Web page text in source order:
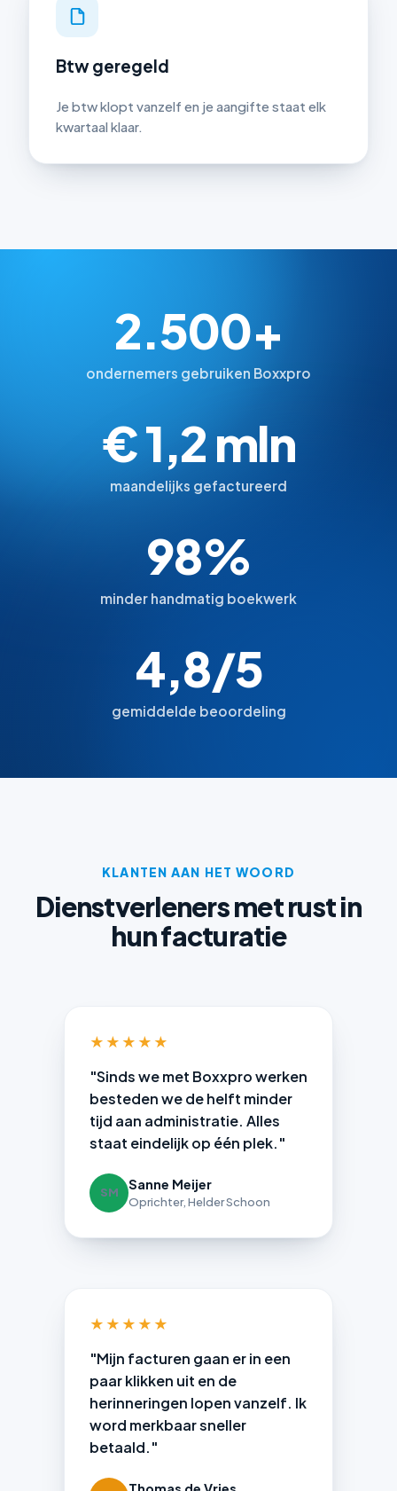
Btw geregeld
Je btw klopt vanzelf en je aangifte staat elk
kwartaal klaar.
2.500+
ondernemers gebruiken Boxxpro
€ 1,2 mln
maandelijks gefactureerd
98%
minder handmatig boekwerk
4,8/5
gemiddelde beoordeling
KLANTEN AAN HET WOORD
Dienstverleners met rust in
hun facturatie
★★★★★
"Sinds we met Boxxpro werken
besteden we de helft minder
tijd aan administratie. Alles
staat eindelijk op één plek."
SM
Sanne Meijer
Oprichter, Helder Schoon
★★★★★
"Mijn facturen gaan er in een
paar klikken uit en de
herinneringen lopen vanzelf. Ik
word merkbaar sneller
betaald."